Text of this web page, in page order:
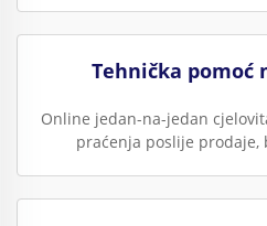
Tehnička pomoć
Online jedan-na-jedan
praćenja poslije prodaje,